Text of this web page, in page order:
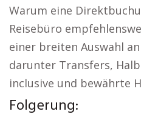
Warum eine
Reisebüro
einer breiten Auswahl
darunter Transfers,
inclusive und bewährte
Folgerung: